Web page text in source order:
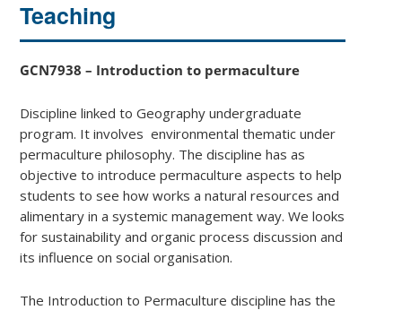
Teaching
GCN7938 – Introduction to permaculture
Discipline linked to Geography undergraduate
program. It involves environmental thematic under
permaculture philosophy. The discipline has as
objective to introduce permaculture aspects to help
students to see how works a natural resources and
alimentary in a systemic management way. We looks
for sustainability and organic process discussion and
its influence on social organisation.
The Introduction to Permaculture discipline has the